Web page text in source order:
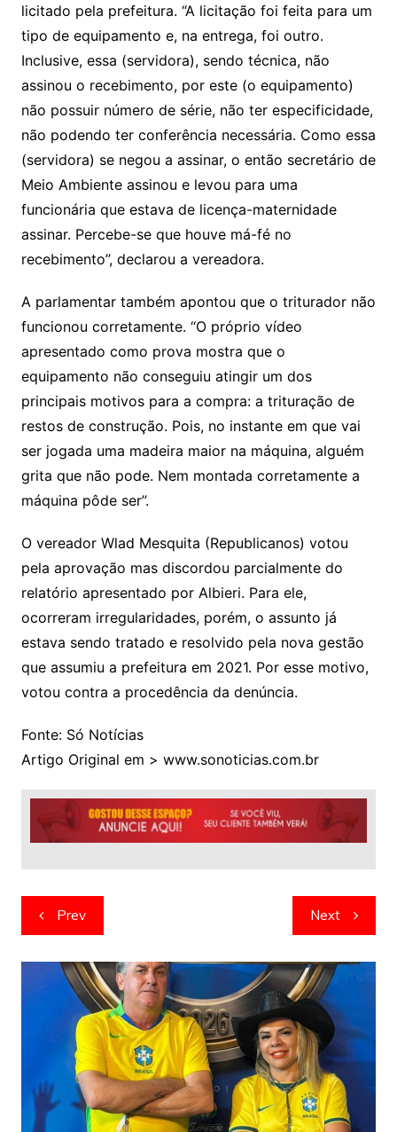
licitado pela prefeitura. “A licitação foi feita para um
tipo de equipamento e, na entrega, foi outro.
Inclusive, essa (servidora), sendo técnica, não
assinou o recebimento, por este (o equipamento)
não possuir número de série, não ter especificidade,
não podendo ter conferência necessária. Como essa
(servidora) se negou a assinar, o então secretário de
Meio Ambiente assinou e levou para uma
funcionária que estava de licença-maternidade
assinar. Percebe-se que houve má-fé no
recebimento”, declarou a vereadora.
A parlamentar também apontou que o triturador não
funcionou corretamente. “O próprio vídeo
apresentado como prova mostra que o
equipamento não conseguiu atingir um dos
principais motivos para a compra: a trituração de
restos de construção. Pois, no instante em que vai
ser jogada uma madeira maior na máquina, alguém
grita que não pode. Nem montada corretamente a
máquina pôde ser”.
O vereador Wlad Mesquita (Republicanos) votou
pela aprovação mas discordou parcialmente do
relatório apresentado por Albieri. Para ele,
ocorreram irregularidades, porém, o assunto já
estava sendo tratado e resolvido pela nova gestão
que assumiu a prefeitura em 2021. Por esse motivo,
votou contra a procedência da denúncia.
Fonte: Só Notícias
Artigo Original em > www.sonoticias.com.br
Navegação
de
artigos
Prev Next